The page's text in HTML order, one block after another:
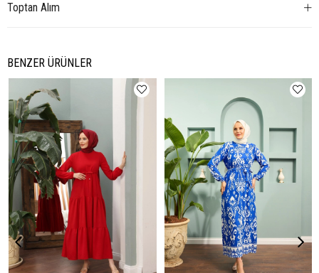
Toptan Alım
BENZER ÜRÜNLER